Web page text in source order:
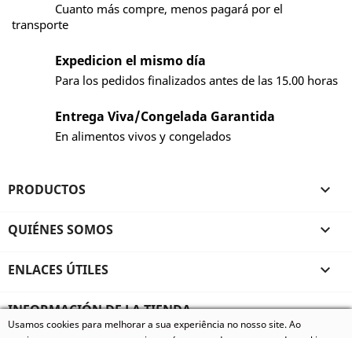
Cuanto más compre, menos pagará por el
transporte
Expedicion el mismo día
Para los pedidos finalizados antes de las 15.00 horas
Entrega Viva/Congelada Garantida
En alimentos vivos y congelados
PRODUCTOS 
QUIÉNES SOMOS 
ENLACES ÚTILES 
INFORMACIÓN DE LA TIENDA
Usamos cookies para melhorar a sua experiência no nosso site. Ao